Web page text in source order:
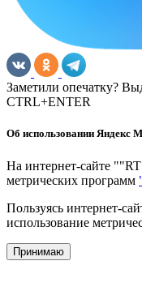
Заметили опечатку?
CTRL+ENTER
Об использовании Яндекс
На интернет-сайте
метрических программ
Пользуясь интернет-
использование
Принимаю